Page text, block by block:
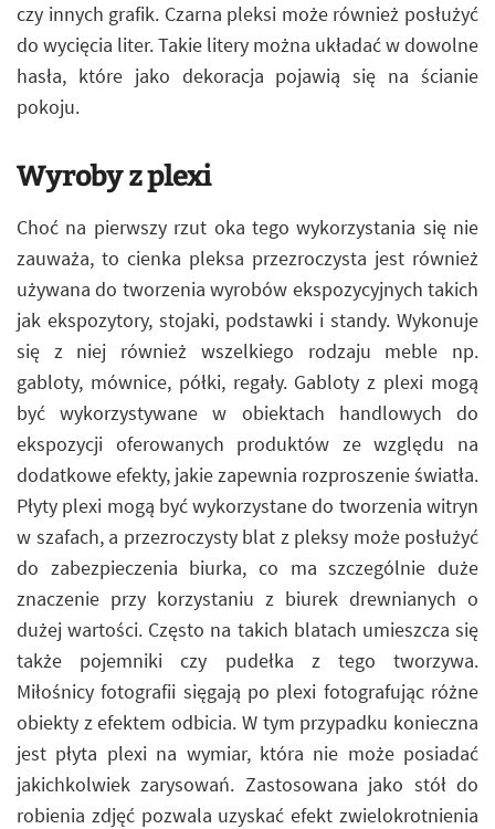
czy innych grafik. Czarna pleksi może również posłużyć
do wycięcia liter. Takie litery można układać w dowolne
hasła, które jako dekoracja pojawią się na ścianie
pokoju.
Wyroby z plexi
Choć na pierwszy rzut oka tego wykorzystania się nie
zauważa, to cienka pleksa przezroczysta jest również
używana do tworzenia wyrobów ekspozycyjnych takich
jak ekspozytory, stojaki, podstawki i standy. Wykonuje
się z niej również wszelkiego rodzaju meble np.
gabloty, mównice, półki, regały. Gabloty z plexi mogą
być wykorzystywane w obiektach handlowych do
ekspozycji oferowanych produktów ze względu na
dodatkowe efekty, jakie zapewnia rozproszenie światła.
Płyty plexi mogą być wykorzystane do tworzenia witryn
w szafach, a przezroczysty blat z pleksy może posłużyć
do zabezpieczenia biurka, co ma szczególnie duże
znaczenie przy korzystaniu z biurek drewnianych o
dużej wartości. Często na takich blatach umieszcza się
także pojemniki czy pudełka z tego tworzywa.
Miłośnicy fotografii sięgają po plexi fotografując różne
obiekty z efektem odbicia. W tym przypadku konieczna
jest płyta plexi na wymiar, która nie może posiadać
jakichkolwiek zarysowań. Zastosowana jako stół do
robienia zdjęć pozwala uzyskać efekt zwielokrotnienia